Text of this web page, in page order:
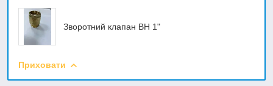
Зворотний клапан ВН 1"
Приховати